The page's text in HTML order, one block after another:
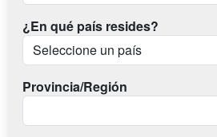
¿En qué país resides?
Provincia/Región